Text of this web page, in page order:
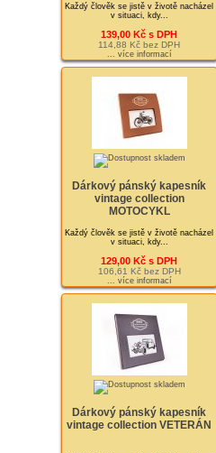
Každý člověk se jistě v životě nacházel
v situaci, kdy...
139,00 Kč s DPH
114,88 Kč bez DPH
... více informací
Dárkový pánský kapesník
vintage collection
MOTOCYKL
Každý člověk se jistě v životě nacházel
v situaci, kdy...
129,00 Kč s DPH
106,61 Kč bez DPH
... více informací
Dárkový pánský kapesník
vintage collection VETERÁN